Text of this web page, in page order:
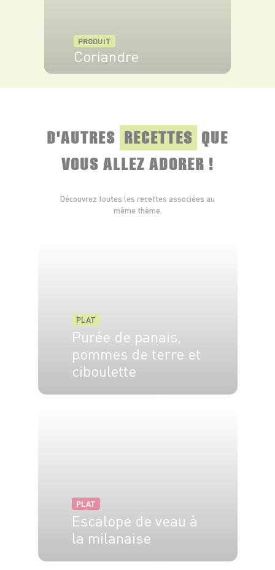
PRODUIT
Coriandre
D'AUTRES RECETTES QUE
VOUS ALLEZ ADORER !
Découvrez toutes les recettes associées au
même thème.
PLAT
Purée de panais,
pommes de terre et
ciboulette
PLAT
Escalope de veau à
la milanaise